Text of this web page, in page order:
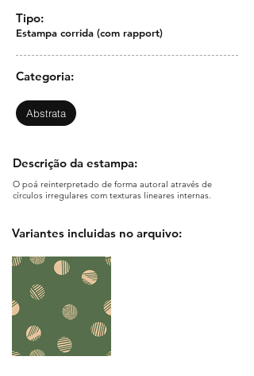
Tipo:
Estampa corrida (com rapport)
Categoria:
Abstrata
Descrição da estampa:
O poá reinterpretado de forma autoral através de
círculos irregulares com texturas lineares internas.
Variantes incluidas no arquivo: